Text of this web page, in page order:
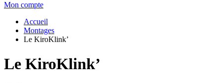
Mon compte
Accueil
Montages
Le KiroKlink’
Le KiroKlink’